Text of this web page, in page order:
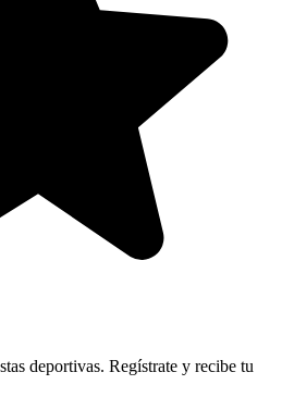
deportivas. Regístrate y recibe tu